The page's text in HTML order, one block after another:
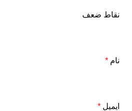
نقاط ضعف
نام *
ایمیل *